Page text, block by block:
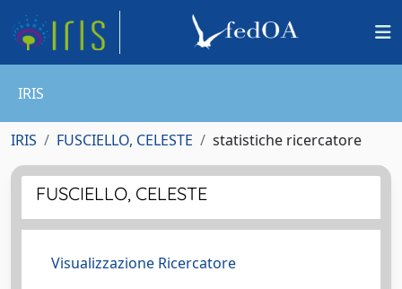
IRIS
IRIS FUSCIELLO, CELESTE statistiche ricercatore
FUSCIELLO, CELESTE
Visualizzazione Ricercatore